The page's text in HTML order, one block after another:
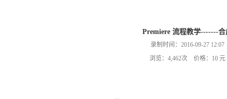
Premiere 流程教学-------合
录制时间：2016-09-27 12:07
浏览：4,462次 价格：10 元